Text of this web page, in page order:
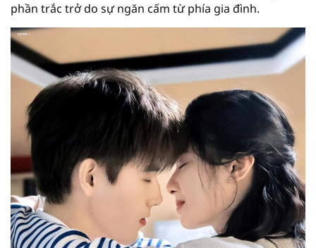
phần trắc trở do sự ngăn cấm từ phía gia đình.